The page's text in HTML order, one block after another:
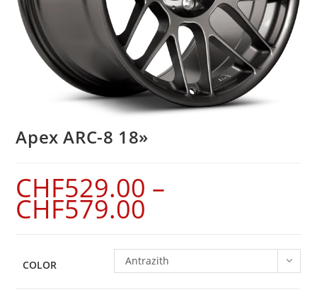
Apex ARC-8 18»
CHF529.00 –
CHF579.00
COLOR Antrazith